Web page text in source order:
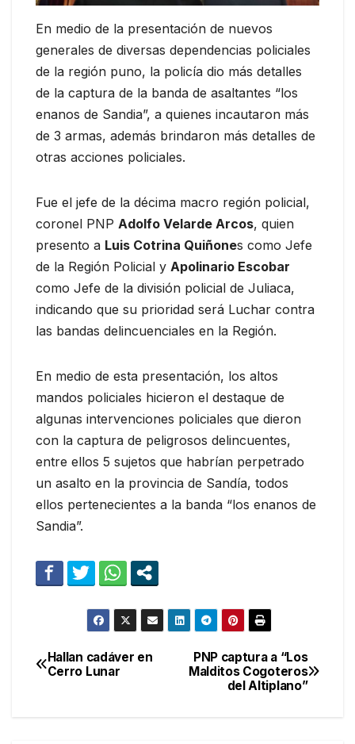
En medio de la presentación de nuevos
generales de diversas dependencias policiales
de la región puno, la policía dio más detalles
de la captura de la banda de asaltantes “los
enanos de Sandia”, a quienes incautaron más
de 3 armas, además brindaron más detalles de
otras acciones policiales.
Fue el jefe de la décima macro región policial,
coronel PNP Adolfo Velarde Arcos, quien
presento a Luis Cotrina Quiñones como Jefe
de la Región Policial y Apolinario Escobar
como Jefe de la división policial de Juliaca,
indicando que su prioridad será Luchar contra
las bandas delincuenciales en la Región.
En medio de esta presentación, los altos
mandos policiales hicieron el destaque de
algunas intervenciones policiales que dieron
con la captura de peligrosos delincuentes,
entre ellos 5 sujetos que habrían perpetrado
un asalto en la provincia de Sandía, todos
ellos pertenecientes a la banda “los enanos de
Sandia”.
Navegación
PNP captura a “Los
Malditos Cogoteros
del Altiplano”
Hallan cadáver en
Cerro Lunar